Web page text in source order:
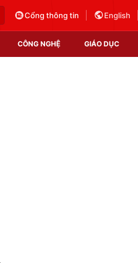
Cổng thông tin English
CÔNG NGHỆ GIÁO DỤC